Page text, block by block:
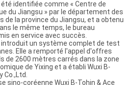
identifiée comme « Centre de
du Jiangsu » par le département des
de la province du Jiangsu, et a obtenu
le même temps, le bureau
en service avec succès.
un système complet de test
Elle a remporté l'appel d'offres
de 2600 mètres carrés dans la zone
de Yixing et a établi Wuxi B-
Co.,Ltd.
sino-coréenne Wuxi B-Tohin & Ace